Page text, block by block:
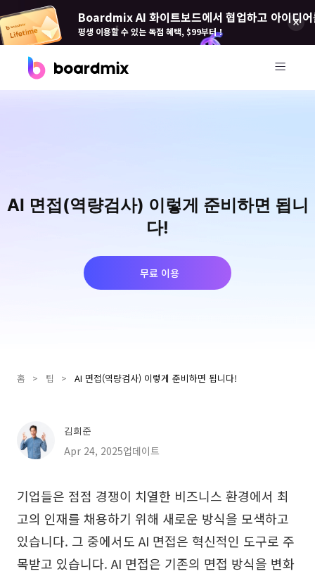
Boardmix AI 화이트보드에서 협업하고 아이디
평생 이용할 수 있는 독점 혜택, $99부터！
Boardmix 개발자 플랫폼
Pixso(픽소)
솔루션
마인드맵
ER 다이어그램
UML 다이어그램
조직도
SMART 목표 설정
비즈니스 모델 캔버스
사용자 여정 지도
아키텍처 다이어그램
AI 면접(역량검사) 이렇게 준비하면 됩니
다!
무료 이용
홈 > 팁 > AI 면접(역량검사) 이렇게 준비하면 됩니다!
김희준
Apr 24, 2025업데이트
기업들은 점점 경쟁이 치열한 비즈니스 환경에서 최
고의 인재를 채용하기 위해 새로운 방식을 모색하고
있습니다. 그 중에서도 AI 면접은 혁신적인 도구로 주
목받고 있습니다. AI 면접은 기존의 면접 방식을 변화